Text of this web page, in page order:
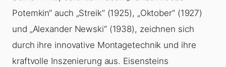
Potemkin“ auch „Streik“ (1925), „Oktober“ (1927)
und „Alexander Newski“ (1938), zeichnen sich
durch ihre innovative Montagetechnik und ihre
kraftvolle Inszenierung aus. Eisensteins